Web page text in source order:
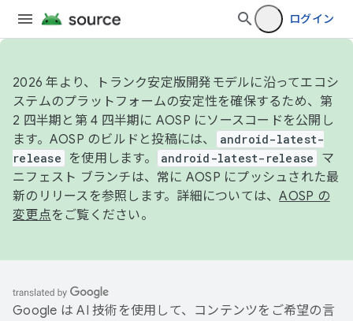
ログイン
2026 年より、トランク安定版開発モデルに沿ってエコシ
ステムのプラットフォームの安定性を確保するため、第
2 四半期と第 4 四半期に AOSP にソースコードを公開し
ます。AOSP のビルドと投稿には、
android-latest-
release
を使用します。 android-latest-release
マ
ニフェスト ブランチは、常に AOSP にプッシュされた最
新のリリースを参照します。詳細については、AOSP の
変更点をご覧ください。
Google は AI 技術を使用して、コンテンツをご希望の言